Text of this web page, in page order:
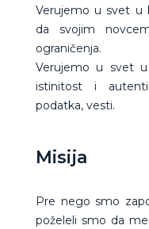
Verujemo u svet u
da svojim
ograničenja.
Verujemo u svet
istinitost i
podatka, vesti.
Misija
Pre nego smo
poželeli smo da